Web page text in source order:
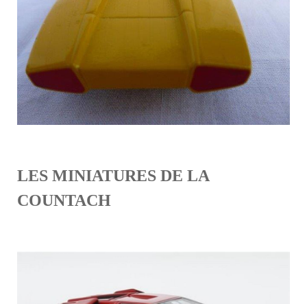
LES MINIATURES DE LA
COUNTACH